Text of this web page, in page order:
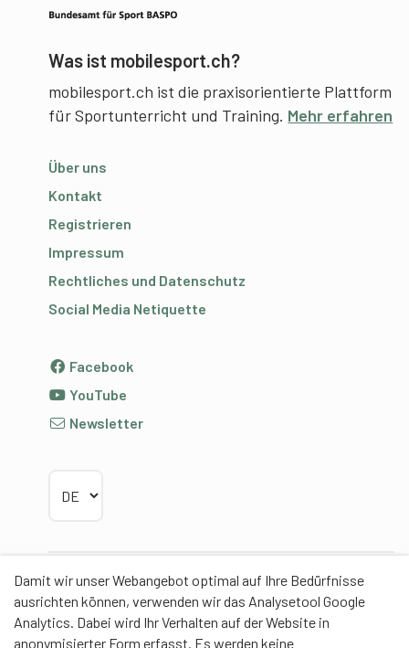
Damit wir unser Webangebot optimal auf Ihre Bedürfnisse
ausrichten können, verwenden wir das Analysetool Google
Analytics. Dabei wird Ihr Verhalten auf der Website in
anonymisierter Form erfasst. Es werden keine
Was ist mobilesport.ch?
mobilesport.ch ist die praxisorientierte Plattform
für Sportunterricht und Training. Mehr erfahren
Über uns
Kontakt
Registrieren
Impressum
Rechtliches und Datenschutz
Social Media Netiquette
Facebook
YouTube
Newsletter
Partner